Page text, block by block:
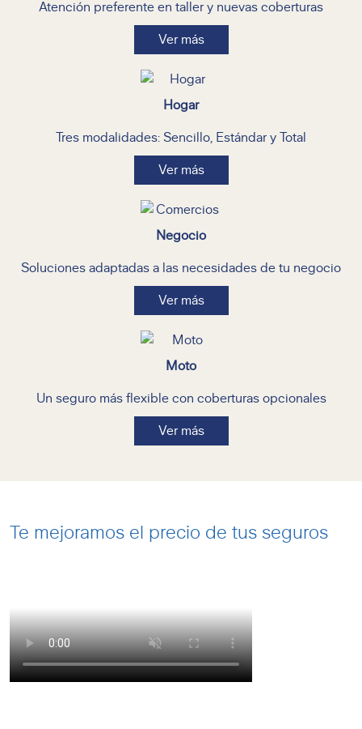
Atención preferente en taller y nuevas coberturas
Ver más
Hogar
Tres modalidades: Sencillo, Estándar y Total
Ver más
Negocio
Soluciones adaptadas a las necesidades de tu negocio
Ver más
Moto
Un seguro más flexible con coberturas opcionales
Ver más
Te mejoramos el precio de tus seguros